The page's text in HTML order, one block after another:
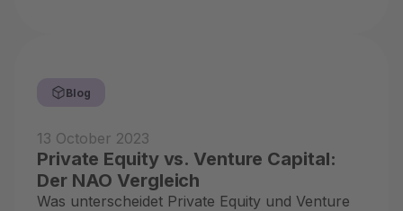
Blog
13 October 2023
Private Equity vs. Venture Capital:
Der NAO Vergleich
Was unterscheidet Private Equity und Venture